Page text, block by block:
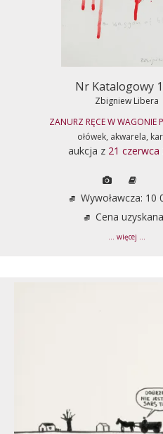
Nr Katalogowy
Zbigniew Libera
ZANURZ RĘCE W WAGONIE
ołówek, akwarela,
aukcja z 21 czerwca
Wywoławcza: 10
Cena
... więcej ...